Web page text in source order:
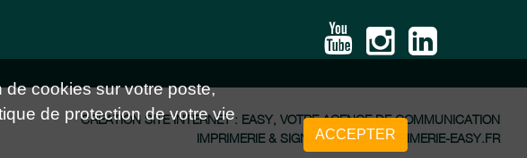
CRÉATION SITE INTERNET : EASY, VOTRE AGENCE DE COMMUNICATION
IMPRIMERIE & SIGNALÉTIQUE : IMPRIMERIE-EASY.FR
cookies sur votre poste,
de protection de votre vie
ACCEPTER